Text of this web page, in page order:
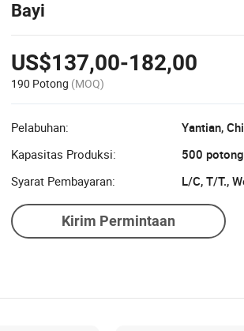
Bayi
US$137,00-182,00
190 Potong (MOQ)
Pelabuhan:
Yantian,
Kapasitas Produksi:
500
Syarat Pembayaran:
L/C, T/T.,
Kirim Permintaan